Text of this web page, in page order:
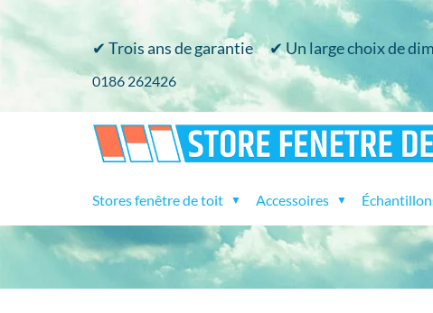
✔ Trois ans de garantie ✔ Un large choix de
​0186 262426
Stores fenêtre de toit ▼ Accessoires ▼